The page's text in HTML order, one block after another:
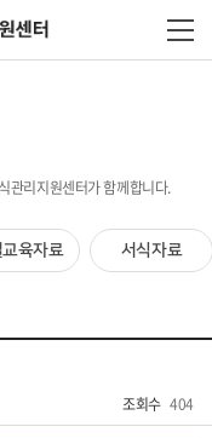
관리지원센터가 함께합니다.
육자료 서식자료
조회수 404